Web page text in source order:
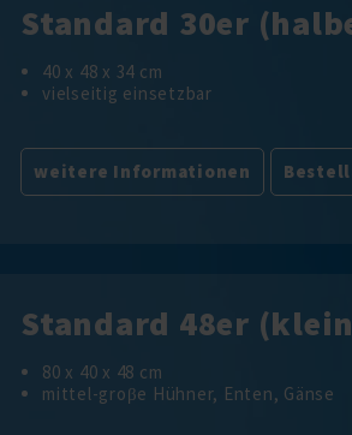
Standard 30er
40 x 48 x 34 cm
vielseitig einsetzbar
weitere Informationen
Standard 48er
80 x 40 x 48 cm
mittel-groβe Hühner, Enten, Gänse